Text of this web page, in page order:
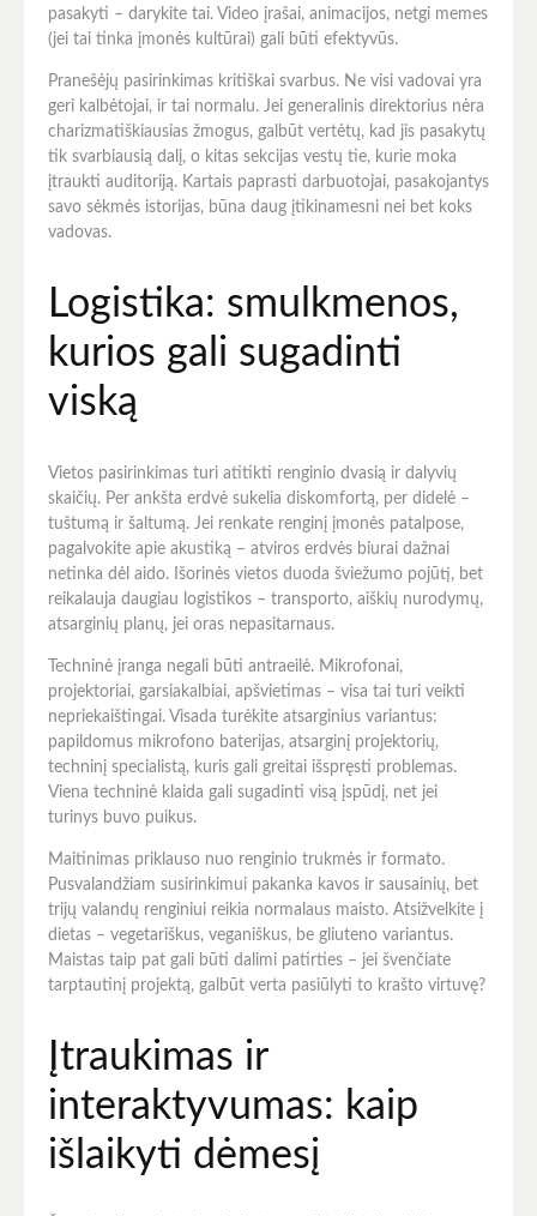
pasakyti – darykite tai. Video įrašai, animacijos, netgi memes
(jei tai tinka įmonės kultūrai) gali būti efektyvūs.
Pranešėjų pasirinkimas kritiškai svarbus. Ne visi vadovai yra
geri kalbėtojai, ir tai normalu. Jei generalinis direktorius nėra
charizmatiškiausias žmogus, galbūt vertėtų, kad jis pasakytų
tik svarbiausią dalį, o kitas sekcijas vestų tie, kurie moka
įtraukti auditoriją. Kartais paprasti darbuotojai, pasakojantys
savo sėkmės istorijas, būna daug įtikinamesni nei bet koks
vadovas.
Logistika: smulkmenos,
kurios gali sugadinti
viską
Vietos pasirinkimas turi atitikti renginio dvasią ir dalyvių
skaičių. Per ankšta erdvė sukelia diskomfortą, per didelė –
tuštumą ir šaltumą. Jei renkate renginį įmonės patalpose,
pagalvokite apie akustiką – atviros erdvės biurai dažnai
netinka dėl aido. Išorinės vietos duoda šviežumo pojūtį, bet
reikalauja daugiau logistikos – transporto, aiškių nurodymų,
atsarginių planų, jei oras nepasitarnaus.
Techninė įranga negali būti antraeilė. Mikrofonai,
projektoriai, garsiakalbiai, apšvietimas – visa tai turi veikti
nepriekaištingai. Visada turėkite atsarginius variantus:
papildomus mikrofono baterijas, atsarginį projektorių,
techninį specialistą, kuris gali greitai išspręsti problemas.
Viena techninė klaida gali sugadinti visą įspūdį, net jei
turinys buvo puikus.
Maitinimas priklauso nuo renginio trukmės ir formato.
Pusvalandžiam susirinkimui pakanka kavos ir sausainių, bet
trijų valandų renginiui reikia normalaus maisto. Atsižvelkite į
dietas – vegetariškus, veganiškus, be gliuteno variantus.
Maistas taip pat gali būti dalimi patirties – jei švenčiate
tarptautinį projektą, galbūt verta pasiūlyti to krašto virtuvę?
Įtraukimas ir
interaktyvumas: kaip
išlaikyti dėmesį